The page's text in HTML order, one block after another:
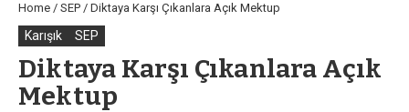
Home / SEP / Diktaya Karşı Çıkanlara Açık Mektup
Karışık SEP
Diktaya Karşı Çıkanlara Açık
Mektup